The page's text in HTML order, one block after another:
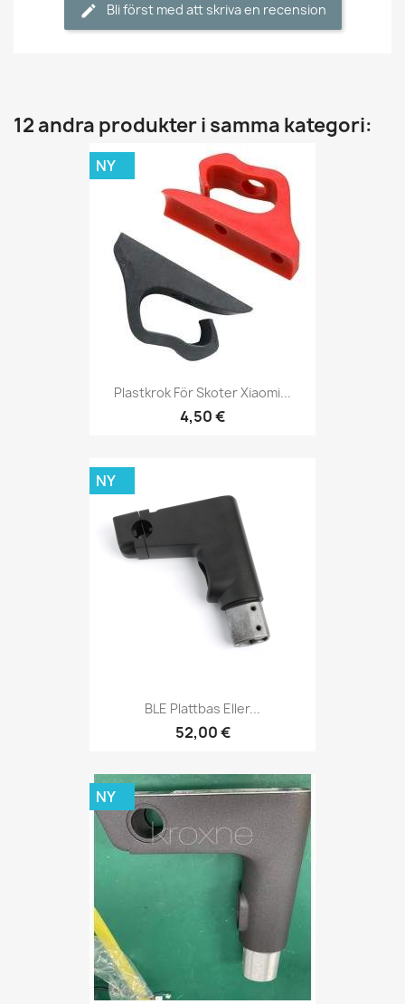
Bli först med att skriva en recension
12 andra produkter i samma kategori:
Plastkrok För Skoter Xiaomi...
4,50 €
NY
BLE Plattbas Eller...
52,00 €
NY
NY